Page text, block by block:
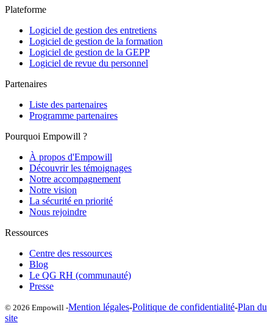
Plateforme
Logiciel de gestion des entretiens
Logiciel de gestion de la formation
Logiciel de gestion de la GEPP
Logiciel de revue du personnel
Partenaires
Liste des partenaires
Programme partenaires
Pourquoi Empowill ?
À propos d'Empowill
Découvrir les témoignages
Notre accompagnement
Notre vision
La sécurité en priorité
Nous rejoindre
Ressources
Centre des ressources
Blog
Le QG RH (communauté)
Presse
© 2026 Empowill -Mention légales-Politique de confidentialité-Plan du
site